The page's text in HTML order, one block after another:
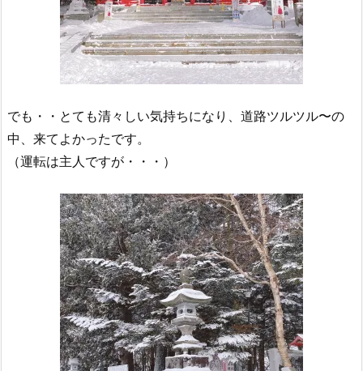
でも・・とても清々しい気持ちになり、道路ツルツル〜の
中、来てよかったです。
（運転は主人ですが・・・）